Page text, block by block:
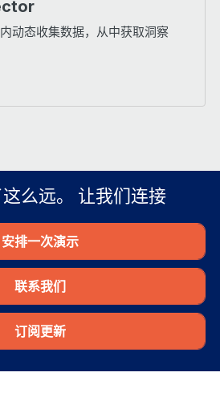
动态收集数据，从中获取洞察
么远。 让我们连接
安排一次演示
联系我们
订阅更新